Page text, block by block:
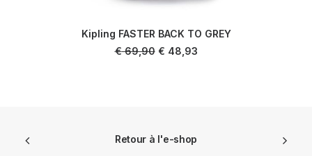
Kipling FASTER BACK TO GREY
€69,90 Le
€ 48,93Le
Retour à l'e-shop